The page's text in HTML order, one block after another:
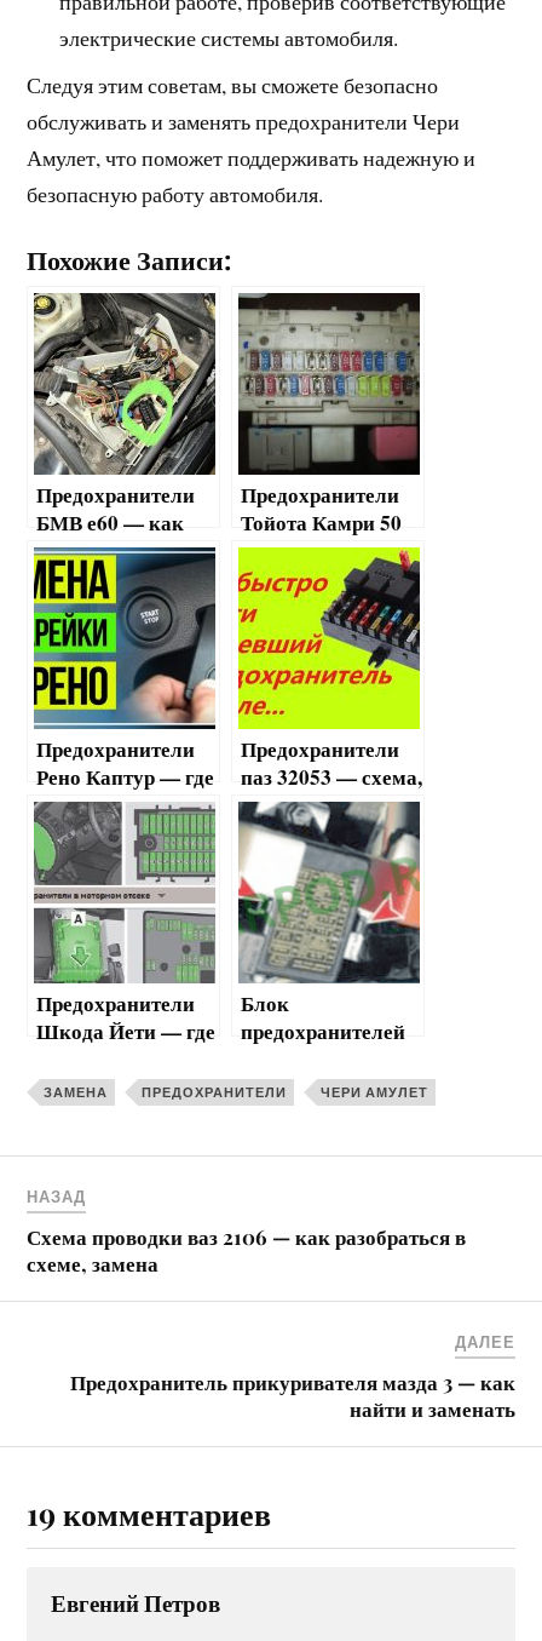
электрические системы автомобиля.
Следуя этим советам, вы сможете безопасно
обслуживать и заменять предохранители Чери
Амулет, что поможет поддерживать надежную и
безопасную работу автомобиля.
Похожие Записи:
Предохранители
БМВ е60 — как
поменять и где
найти
Предохранители
Тойота Камри 50
— как найти и
заменить
Предохранители
Рено Каптур — где
найти и как
поменять
Предохранители
паз 32053 — схема,
обозначение,
замена
Предохранители
Шкода Йети — где
поменять
Блок
предохранителей
расположение и
замена
ЗАМЕНА ПРЕДОХРАНИТЕЛИ ЧЕРИ АМУЛЕТ
НАЗАД
Схема проводки ваз 2106 — как разобраться в
схеме, замена
ДАЛЕЕ
Предохранитель прикуривателя мазда 3 — как
найти и заменать
19 комментариев
Евгений Петров